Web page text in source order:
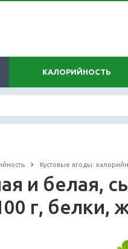
КАЛОРИЙНОСТЬ
Кустовые ягоды:
и белая,
г, белки,